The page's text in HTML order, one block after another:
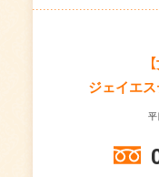
ジェイエ
平